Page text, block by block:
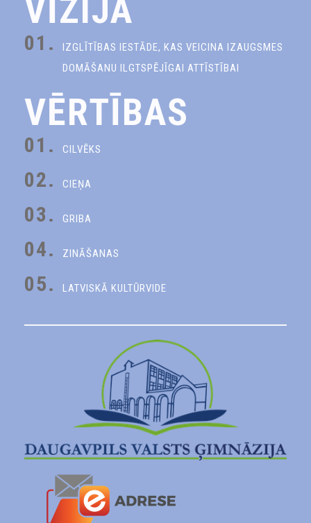
VĪZIJA
01.
IZGLĪTĪBAS IESTĀDE, KAS VEICINA IZAUGSMES
DOMĀŠANU ILGTSPĒJĪGAI ATTĪSTĪBAI
VĒRTĪBAS
01. CILVĒKS
02. CIEŅA
03. GRIBA
04. ZINĀŠANAS
05. LATVISKĀ KULTŪRVIDE